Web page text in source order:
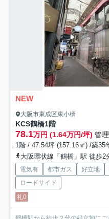
NEW
大阪市東成区東小橋
KCS鶴橋1階
78.1万円 (1.64万円/坪) 管
1階 / 47.54坪 (157.16㎡) /築35
大阪環状線「鶴橋」駅 徒歩2
電気有 都市ガス 好立地
ロードサイド
礼0